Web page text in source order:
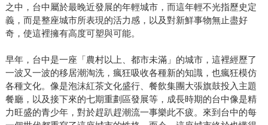
之中，台中屬於最晚近發展的年輕城市，而這年輕不光指歷史定
義，而是整座城市所表現的活力感，以及對新鮮事物無止盡好
奇，使這裡擁有高度可塑與可能。
早年，台中是一座「農村以上、都市未滿」的城市，這裡經歷了
一波又一波的移居潮淘洗，瘋狂吸收各種新的知識，也瘋狂模仿
各種文化。像是泡沫紅茶文化盛行、餐飲集團大張旗鼓投入主題
餐廳，以及接下來的七期重劃區發展等，成長時期的台中像是精
力旺盛的青少年，對於趕趴趕潮流一事樂此不疲。來到台中的每